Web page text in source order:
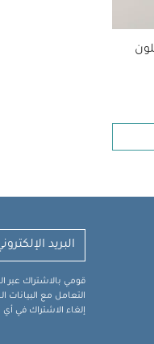
قومي بالاشتراك عبر
التعامل مع
إلغاء الاشتراك في